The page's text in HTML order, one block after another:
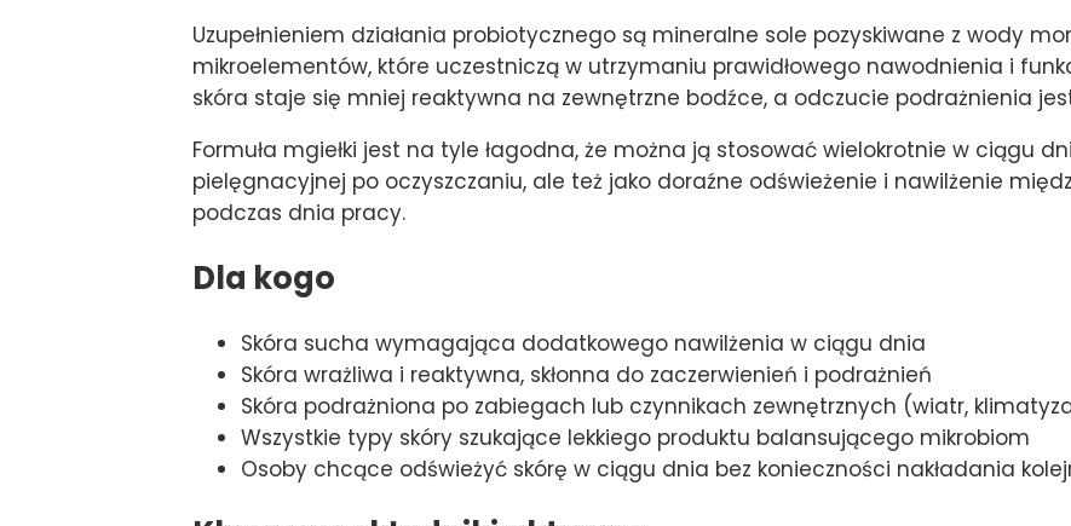
Uzupełnieniem działania probiotycznego są mineralne sole pozyskiwane z wody
mikroelementów, które uczestniczą w utrzymaniu prawidłowego nawodnienia i
skóra staje się mniej reaktywna na zewnętrzne bodźce, a odczucie podrażnienia
Formuła mgiełki jest na tyle łagodna, że można ją stosować wielokrotnie w ciągu
pielęgnacyjnej po oczyszczaniu, ale też jako doraźne odświeżenie i nawilżenie
podczas dnia pracy.
Dla kogo
Skóra sucha wymagająca dodatkowego nawilżenia w ciągu dnia
Skóra wrażliwa i reaktywna, skłonna do zaczerwienień i podrażnień
Skóra podrażniona po zabiegach lub czynnikach zewnętrznych (wiatr,
Wszystkie typy skóry szukające lekkiego produktu balansującego mikrobiom
Osoby chcące odświeżyć skórę w ciągu dnia bez konieczności nakładania